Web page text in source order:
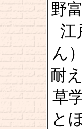
野
江
ん
耐
草
と